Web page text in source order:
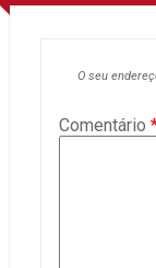
O seu
Comentário